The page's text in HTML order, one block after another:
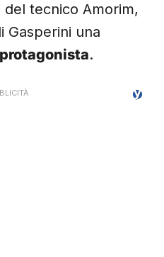
tecnico Amorim,
Gasperini una
.